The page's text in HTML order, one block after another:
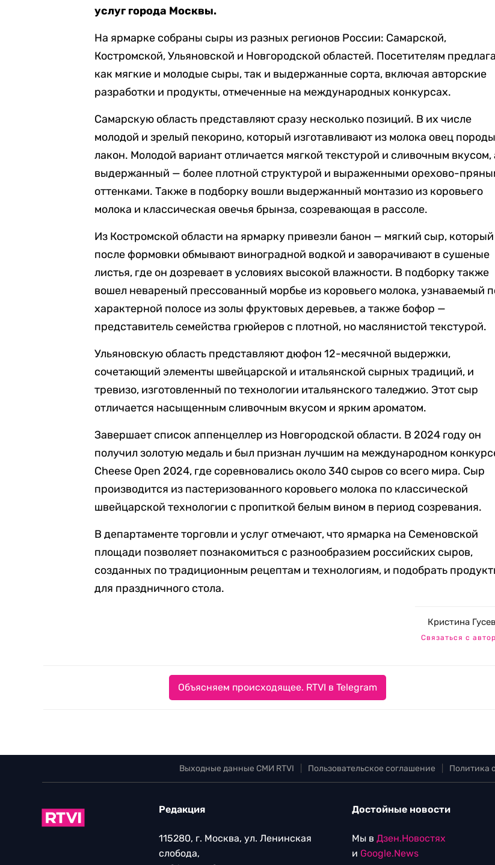
услуг города Москвы.
На ярмарке собраны сыры из разных регионов России: Самарской,
Костромской, Ульяновской и Новгородской областей. Посетителям
как мягкие и молодые сыры, так и выдержанные сорта, включая авторские
разработки и продукты, отмеченные на международных конкурсах.
Самарскую область представляют сразу несколько позиций. В их числе
молодой и зрелый пекорино, который изготавливают из молока овец породы
лакон. Молодой вариант отличается мягкой текстурой и сливочным вкусом,
выдержанный — более плотной структурой и выраженными орехово-
оттенками. Также в подборку вошли выдержанный монтазио из коровьего
молока и классическая овечья брынза, созревающая в рассоле.
Из Костромской области на ярмарку привезли банон — мягкий сыр, который
после формовки обмывают виноградной водкой и заворачивают в сушеные
листья, где он дозревает в условиях высокой влажности. В подборку также
вошел невареный прессованный морбье из коровьего молока, узнаваемый
характерной полосе из золы фруктовых деревьев, а также бофор —
представитель семейства грюйеров с плотной, но маслянистой текстурой.
Ульяновскую область представляют дюфон 12-месячной выдержки,
сочетающий элементы швейцарской и итальянской сырных традиций, и
тревизо, изготовленный по технологии итальянского таледжио. Этот сыр
отличается насыщенным сливочным вкусом и ярким ароматом.
Завершает список аппенцеллер из Новгородской области. В 2024 году он
получил золотую медаль и был признан лучшим на международном
Cheese Open 2024, где соревновались около 340 сыров со всего мира. Сыр
производится из пастеризованного коровьего молока по классической
швейцарской технологии с пропиткой белым вином в период созревания.
В департаменте торговли и услуг отмечают, что ярмарка на Семеновской
площади позволяет познакомиться с разнообразием российских сыров,
созданных по традиционным рецептам и технологиям, и подобрать
для праздничного стола.
Кристина
Связаться с
Объясняем происходящее. RTVI в Telegram
Выходные данные СМИ RTVI Пользовательское соглашение Политика
Редакция
115280, г. Москва, ул. Ленинская
слобода,
Достойные новости
Мы в Дзен.Новостях
и Google.News